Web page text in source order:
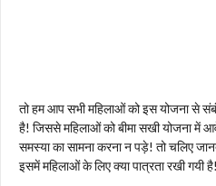
तो हम आप सभी महिलाओं को इस योजना से
है! जिससे महिलाओं को बीमा सखी योजना
समस्या का सामना करना न पड़े! तो चलिए
इसमें महिलाओं के लिए क्या पात्रता रखी गयी